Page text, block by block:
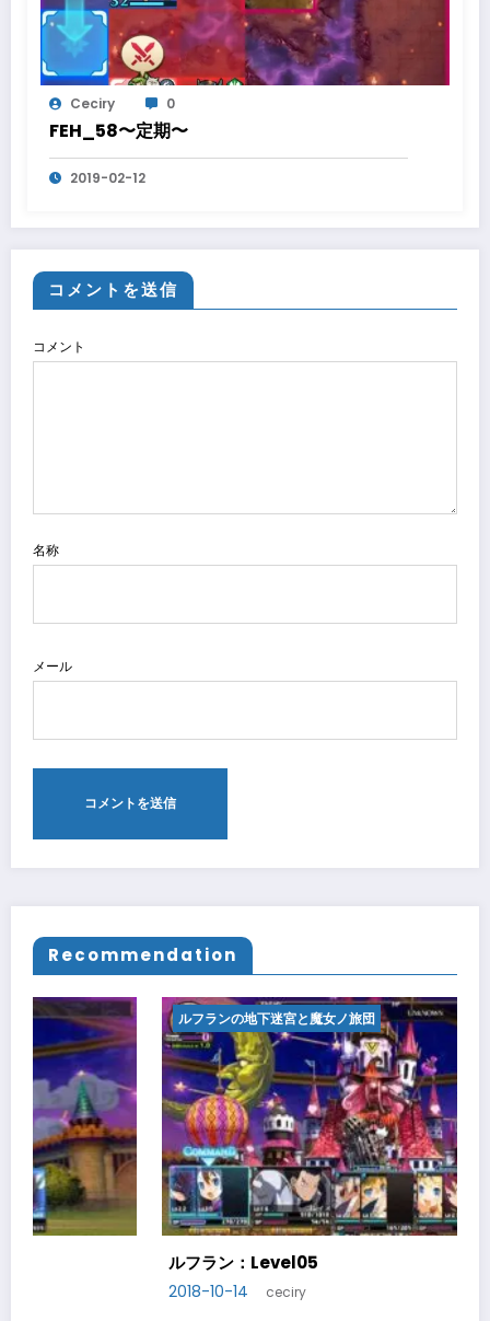
Ceciry 0
FEH_58〜定期〜
2019-02-12
コメントを送信
コメント
名称
メール
Recommendation
ルフランの地下迷宮と魔女ノ旅団
ルフラン：Level06
ceciry